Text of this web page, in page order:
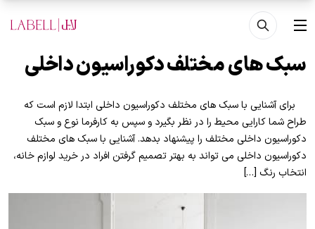
رفتن به محتوای اصلی
منو
سبک های مختلف دکوراسیون داخلی
برای آشنایی با سبک های مختلف دکوراسیون داخلی ابتدا لازم است که
طراح شما کارایی محیط را در نظر بگیرد و سپس به کارفرما نوع و سبک
دکوراسیون داخلی مختلف را پیشنهاد بدهد. آشنایی با سبک های مختلف
دکوراسیون داخلی می تواند به بهتر تصمیم گرفتن افراد در خرید لوازم خانه،
انتخاب رنگ […]